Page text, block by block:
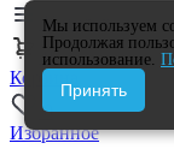
Каталог
0
Корзина
0
Избранное
Мы используем
Продолжая
использование.
Принять